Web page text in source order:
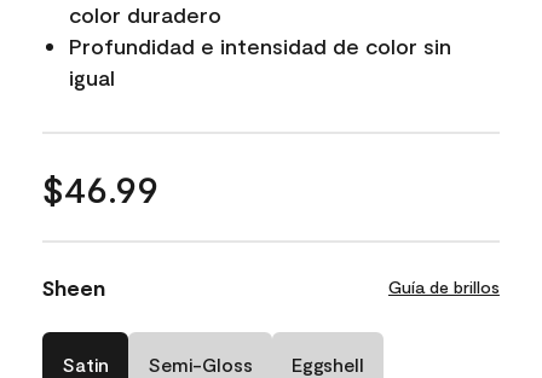
color duradero
Profundidad e intensidad de color sin
igual
$46.99
Sheen Guía de brillos
Satin Semi-Gloss Eggshell